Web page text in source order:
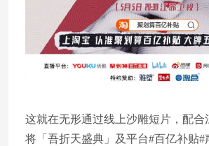
这就在无形通过线上沙雕短片，配合
将「吾折天盛典」及平台#百亿补贴#